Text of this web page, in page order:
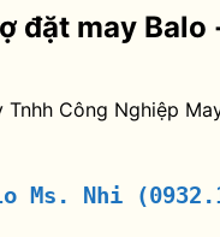
đặt may Balo
Công Nghiệp
Ms. Nhi